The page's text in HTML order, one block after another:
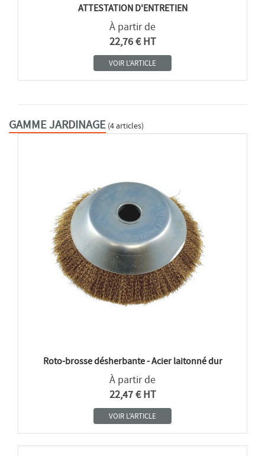
ATTESTATION D'ENTRETIEN
À partir de
22,76 € HT
VOIR L'ARTICLE
GAMME JARDINAGE (4 articles)
Roto-brosse désherbante - Acier laitonné dur
À partir de
22,47 € HT
VOIR L'ARTICLE